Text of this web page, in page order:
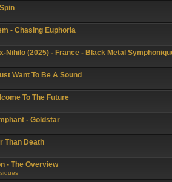
- Chasing Euphoria
Nihilo (2025) - France - Black Metal
Want To Be A Sound
To The Future
- Goldstar
Than Death
- The Overview